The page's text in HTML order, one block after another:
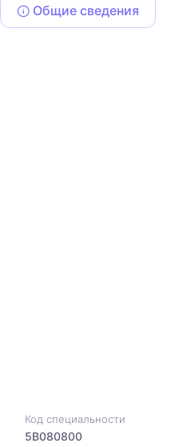
Общие сведения
Код специальности
5B080800